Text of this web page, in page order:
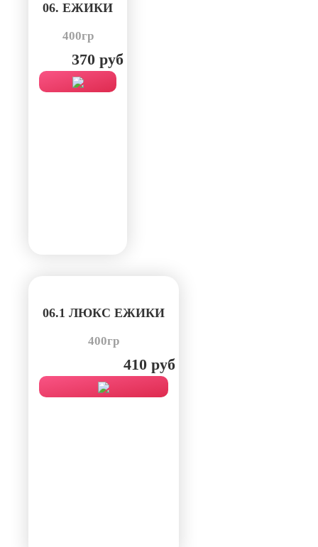
06. ЕЖИКИ
400гр
370 руб
06.1 ЛЮКС ЕЖИКИ
400гр
410 руб